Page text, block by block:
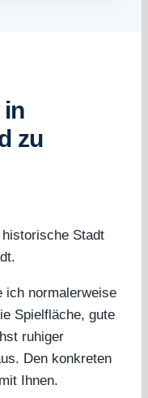
zu
Stadt
ich normalerweise
Spielfläche, gute
ruhiger
Den konkreten
Ihnen.